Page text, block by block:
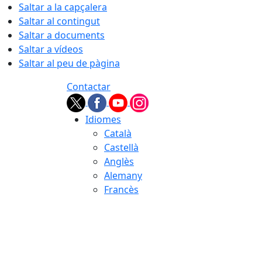
Saltar a la capçalera
Saltar al contingut
Saltar a documents
Saltar a vídeos
Saltar al peu de pàgina
Contactar
Idiomes
Català
Castellà
Anglès
Alemany
Francès